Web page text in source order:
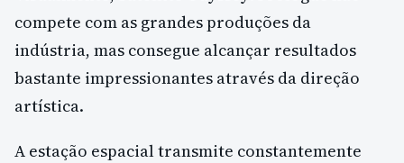
compete com as grandes produções da
indústria, mas consegue alcançar resultados
bastante impressionantes através da direção
artística.
A estação espacial transmite constantemente